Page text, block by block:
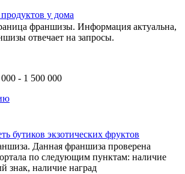
у дома
франшизы. Информация актуальна,
отвечает на запросы.
- 1 500 000
бутиков экзотических фруктов
Данная франшиза проверена
по следующим пунктам: наличие
знак, наличие наград